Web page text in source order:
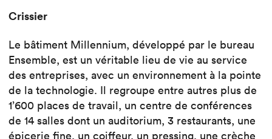
Crissier
Le bâtiment Millennium, développé par le bureau
Ensemble, est un véritable lieu de vie au service
des entreprises, avec un environnement à la pointe
de la technologie. Il regroupe entre autres plus de
1’600 places de travail, un centre de conférences
de 14 salles dont un auditorium, 3 restaurants, une
épicerie fine, un coiffeur, un pressing, une crèche